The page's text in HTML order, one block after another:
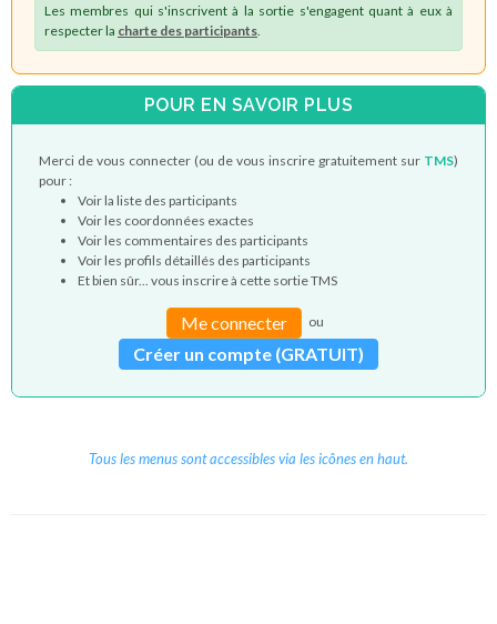
Les membres qui s'inscrivent à la sortie s'engagent quant à eux à
respecter la charte des participants
POUR EN SAVOIR PLUS
Merci de vous connecter (ou de vous inscrire gratuitement sur TMS)
pour :
Voir la liste des participants
Voir les coordonnées exactes
Voir les commentaires des participants
Voir les profils détaillés des participants
Et bien sûr... vous inscrire à cette sortie TMS
Me connecter ou
Créer un compte (GRATUIT)
Tous les menus sont accessibles via les icônes en haut.